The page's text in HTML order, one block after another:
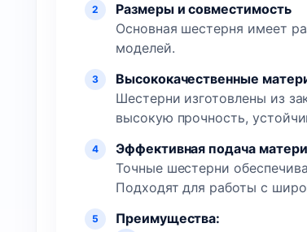
Размеры и совместимость
Основная шестерня имеет
моделей.
Высококачественные
Шестерни изготовлены из
высокую прочность,
Эффективная подача
Точные шестерни
Подходят для работы с
Преимущества: